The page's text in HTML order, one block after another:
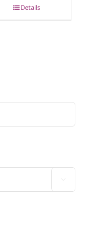
Details